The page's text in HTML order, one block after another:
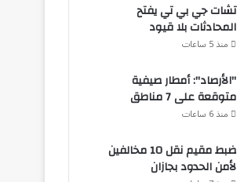
تشات جي بي تي يفتح
المحادثات بلا قيود
منذ 5 ساعات
"الأرصاد": أمطار صيفية
متوقعة على 7 مناطق
منذ 6 ساعات
ضبط مقيم نقل 10 مخالفين
لأمن الحدود بجازان